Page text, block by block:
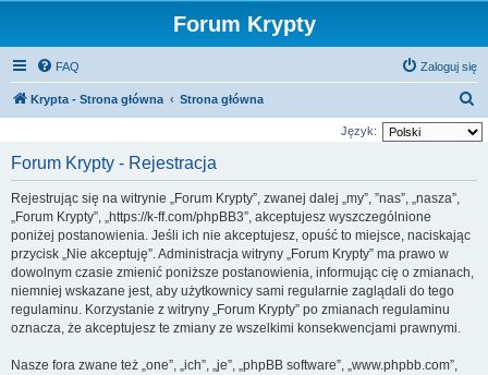
Forum Krypty
FAQ Zaloguj się
Krypta - Strona główna Strona główna
z
Język:
Forum Krypty - Rejestracja
Rejestrując się na witrynie „Forum Krypty”, zwanej dalej „my”, ”nas”, „nasza”,
„Forum Krypty”, „https://k-ff.com/phpBB3”, akceptujesz wyszczególnione
poniżej postanowienia. Jeśli ich nie akceptujesz, opuść to miejsce, naciskając
przycisk „Nie akceptuję”. Administracja witryny „Forum Krypty” ma prawo w
dowolnym czasie zmienić poniższe postanowienia, informując cię o zmianach,
niemniej wskazane jest, aby użytkownicy sami regularnie zaglądali do tego
regulaminu. Korzystanie z witryny „Forum Krypty” po zmianach regulaminu
oznacza, że akceptujesz te zmiany ze wszelkimi konsekwencjami prawnymi.
Nasze fora zwane też „one”, „ich”, „je”, „phpBB software”, „www.phpbb.com”,